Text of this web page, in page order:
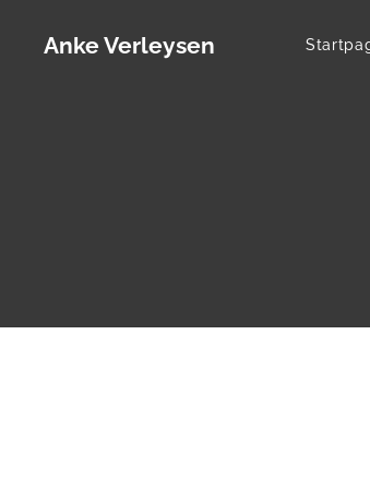
Anke Verleysen